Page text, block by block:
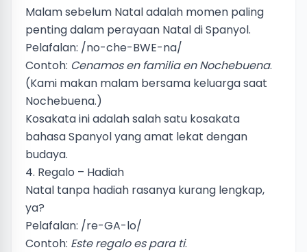
Malam sebelum Natal adalah momen paling
penting dalam perayaan Natal di Spanyol.
Pelafalan: /no-che-BWE-na/
Contoh: Cenamos en familia en Nochebuena.
(Kami makan malam bersama keluarga saat
Nochebuena.)
Kosakata ini adalah salah satu kosakata
bahasa Spanyol yang amat lekat dengan
budaya.
4. Regalo – Hadiah
Natal tanpa hadiah rasanya kurang lengkap,
ya?
Pelafalan: /re-GA-lo/
Contoh: Este regalo es para ti.